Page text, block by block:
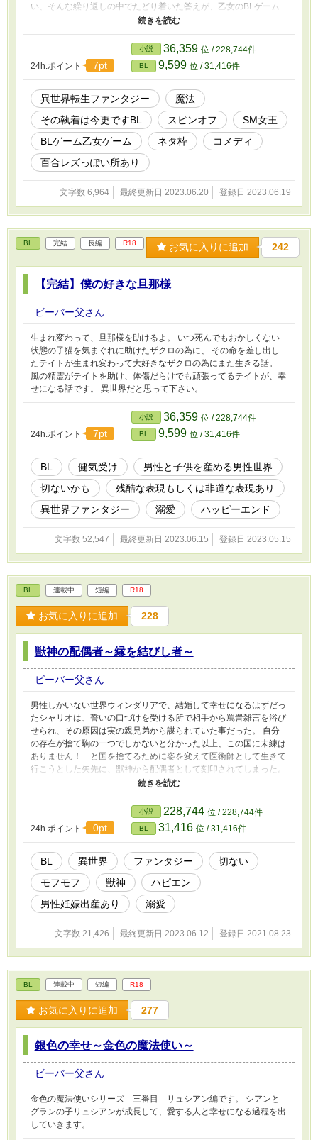
い、そんな繰り返しの中でたどり着いた答えが、乙女のBLゲーム
（しかも同人ゲーム！） 時々モブキャラだと思ってたBLゲームの
主人公を助けたりしながら、真実の愛を探すヒロインになります！
でもどうやってもネタ枠でしかない、ピンク砲に愛の手を！ ジャ
ンルですが、恋愛からBLに変更します。 BL度が濃いので、すみま
せん。
24h.ポイント 7pt
小説 36,359 位 / 228,744件
BL 9,599 位 / 31,416件
異世界転生ファンタジー
魔法
その執着は今更ですBL
スピンオフ
SM女王
BLゲーム乙女ゲーム
ネタ枠
コメディ
百合レズっぽい所あり
文字数 6,964 最終更新日 2023.06.20 登録日 2023.06.19
BL 完結 長編 R18 お気に入りに追加 242
【完結】僕の好きな旦那様
ビーバー父さん
生まれ変わって、旦那様を助けるよ。 いつ死んでもおかしくない
状態の子猫を気まぐれに助けたザクロの為に、 その命を差し出し
たテイトが生まれ変わって大好きなザクロの為にまた生きる話。
風の精霊がテイトを助け、体傷だらけでも頑張ってるテイトが、幸
せになる話です。 異世界だと思って下さい。
24h.ポイント 7pt
小説 36,359 位 / 228,744件
BL 9,599 位 / 31,416件
BL 健気受け
男性と子供を産める男性世界
切ないかも
残酷な表現もしくは非道な表現あり
異世界ファンタジー
溺愛 ハッピーエンド
文字数 52,547 最終更新日 2023.06.15 登録日 2023.05.15
BL 連載中 短編 R18
お気に入りに追加 228
獣神の配偶者～縁を結びし者～
ビーバー父さん
男性しかいない世界ウィンダリアで、結婚して幸せになるはずだっ
たシャリオは、誓いの口づけを受ける所で相手から罵詈雑言を浴び
せられ、その原因は実の親兄弟から謀られていた事だった。 自分
の存在が捨て駒の一つでしかないと分かった以上、この国に未練は
ありません！ と国を捨てるために姿を変えて医術師として生きて
行こうとした矢先に、獣神から配偶者として刻印されてしまった。
モフモフしながら、獣神の権威を借りて自由に生きることを望むシ
24h.ポイント 0pt
小説 228,744 位 / 228,744件
BL 31,416 位 / 31,416件
BL 異世界 ファンタジー
切ない
モフモフ
獣神
ハピエン
男性妊娠出産あり
溺愛
文字数 21,426 最終更新日 2023.06.12 登録日 2021.08.23
BL 連載中 短編 R18
お気に入りに追加 277
銀色の幸せ～金色の魔法使い～
ビーバー父さん
金色の魔法使いシリーズ 三番目 リュシアン編です。 シアンと
グランの子リュシアンが成長して、愛する人と幸せになる過程を出
していきます。